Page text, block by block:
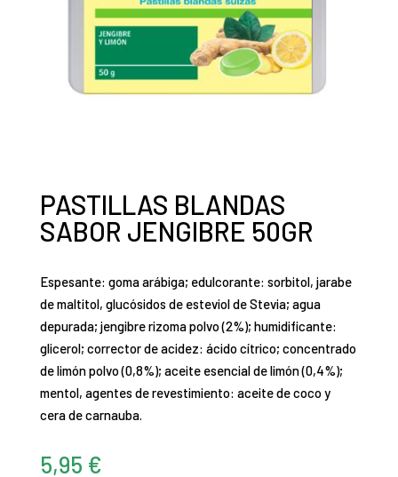
PASTILLAS BLANDAS
SABOR JENGIBRE 50GR
Espesante: goma arábiga; edulcorante: sorbitol, jarabe
de maltitol, glucósidos de esteviol de Stevia; agua
depurada; jengibre rizoma polvo (2%); humidificante:
glicerol; corrector de acidez: ácido cítrico; concentrado
de limón polvo (0,8%); aceite esencial de limón (0,4%);
mentol, agentes de revestimiento: aceite de coco y
cera de carnauba.
5,95 €